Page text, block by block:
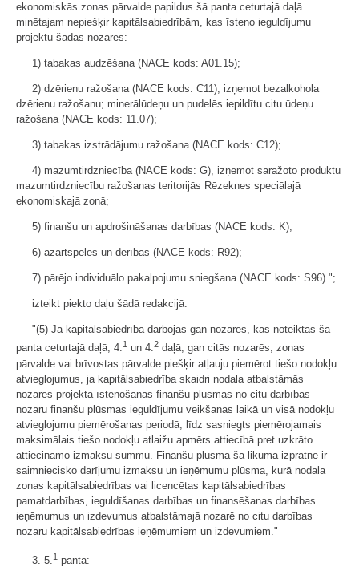
ekonomiskās zonas pārvalde papildus šā panta ceturtajā daļā
minētajam nepiešķir kapitālsabiedrībām, kas īsteno ieguldījumu
projektu šādās nozarēs:
1) tabakas audzēšana (NACE kods: A01.15);
2) dzērienu ražošana (NACE kods: C11), izņemot bezalkohola
dzērienu ražošanu; minerālūdeņu un pudelēs iepildītu citu ūdeņu
ražošana (NACE kods: 11.07);
3) tabakas izstrādājumu ražošana (NACE kods: C12);
4) mazumtirdzniecība (NACE kods: G), izņemot saražoto produktu
mazumtirdzniecību ražošanas teritorijās Rēzeknes speciālajā
ekonomiskajā zonā;
5) finanšu un apdrošināšanas darbības (NACE kods: K);
6) azartspēles un derības (NACE kods: R92);
7) pārējo individuālo pakalpojumu sniegšana (NACE kods: S96).";
izteikt piekto daļu šādā redakcijā:
"(5) Ja kapitālsabiedrība darbojas gan nozarēs, kas noteiktas šā
panta ceturtajā daļā, 4.1 un 4.2 daļā, gan citās nozarēs, zonas
pārvalde vai brīvostas pārvalde piešķir atļauju piemērot tiešo nodokļu
atvieglojumus, ja kapitālsabiedrība skaidri nodala atbalstāmās
nozares projekta īstenošanas finanšu plūsmas no citu darbības
nozaru finanšu plūsmas ieguldījumu veikšanas laikā un visā nodokļu
atvieglojumu piemērošanas periodā, līdz sasniegts piemērojamais
maksimālais tiešo nodokļu atlaižu apmērs attiecībā pret uzkrāto
attiecināmo izmaksu summu. Finanšu plūsma šā likuma izpratnē ir
saimniecisko darījumu izmaksu un ieņēmumu plūsma, kurā nodala
zonas kapitālsabiedrības vai licencētas kapitālsabiedrības
pamatdarbības, ieguldīšanas darbības un finansēšanas darbības
ieņēmumus un izdevumus atbalstāmajā nozarē no citu darbības
nozaru kapitālsabiedrības ieņēmumiem un izdevumiem."
3. 5. 1 pantā: